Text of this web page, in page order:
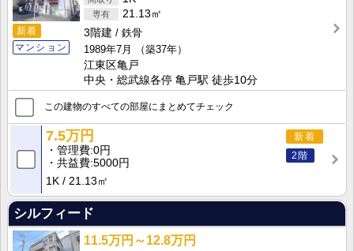
新着
マンション
21.13㎡
3階建
鉄骨
1989年7月
（築37年）
江東区亀戸
中央・総武線各停 亀戸駅 徒歩10分
この建物のすべての部屋にまとめてチェック
新着
2階
7.5万円
管理費 0円
共益費 5000円
1K
21.13㎡
シルフィード
11.5万円～12.8万円